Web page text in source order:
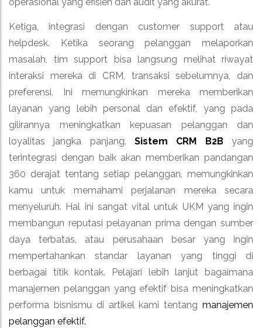
Ketiga, integrasi dengan customer support atau
helpdesk. Ketika seorang pelanggan melaporkan
masalah, tim support bisa langsung melihat riwayat
interaksi mereka di CRM, transaksi sebelumnya, dan
preferensi. Ini memungkinkan mereka memberikan
layanan yang lebih personal dan efektif, yang pada
gilirannya meningkatkan kepuasan pelanggan dan
loyalitas jangka panjang. Sistem CRM B2Byang
terintegrasi dengan baik akan memberikan pandangan
360 derajat tentang setiap pelanggan, memungkinkan
kamu untuk memahami perjalanan mereka secara
menyeluruh. Hal ini sangat vital untuk UKM yang ingin
membangun reputasi pelayanan prima dengan sumber
daya terbatas, atau perusahaan besar yang ingin
mempertahankan standar layanan yang tinggi di
berbagai titik kontak. Pelajari lebih lanjut bagaimana
manajemen pelanggan yang efektif bisa meningkatkan
performa bisnismu di artikel kami tentang manajemen
pelanggan efektif.